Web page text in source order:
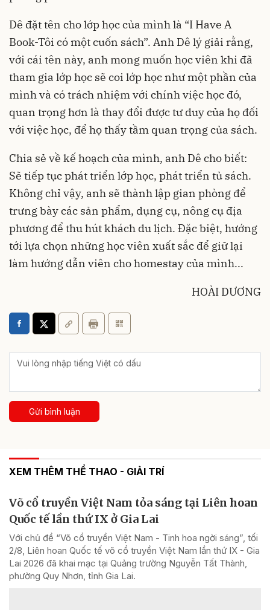
Dê đặt tên cho lớp học của mình là “I Have A
Book-Tôi có một cuốn sách”. Anh Dê lý giải rằng,
với cái tên này, anh mong muốn học viên khi đã
tham gia lớp học sẽ coi lớp học như một phần của
mình và có trách nhiệm với chính việc học đó,
quan trọng hơn là thay đổi được tư duy của họ đối
với việc học, để họ thấy tầm quan trọng của sách.
Chia sẻ về kế hoạch của mình, anh Dê cho biết:
Sẽ tiếp tục phát triển lớp học, phát triển tủ sách.
Không chỉ vậy, anh sẽ thành lập gian phòng để
trưng bày các sản phẩm, dụng cụ, nông cụ địa
phương để thu hút khách du lịch. Đặc biệt, hướng
tới lựa chọn những học viên xuất sắc để giữ lại
làm hướng dẫn viên cho homestay của mình...
HOÀI DƯƠNG
Gửi bình luận
XEM THÊM THỂ THAO - GIẢI TRÍ
Võ cổ truyền Việt Nam tỏa sáng tại Liên hoan
Quốc tế lần thứ IX ở Gia Lai
Với chủ đề “Võ cổ truyền Việt Nam - Tinh hoa ngời sáng”, tối
2/8, Liên hoan Quốc tế võ cổ truyền Việt Nam lần thứ IX - Gia
Lai 2026 đã khai mạc tại Quảng trường Nguyễn Tất Thành,
phường Quy Nhơn, tỉnh Gia Lai.